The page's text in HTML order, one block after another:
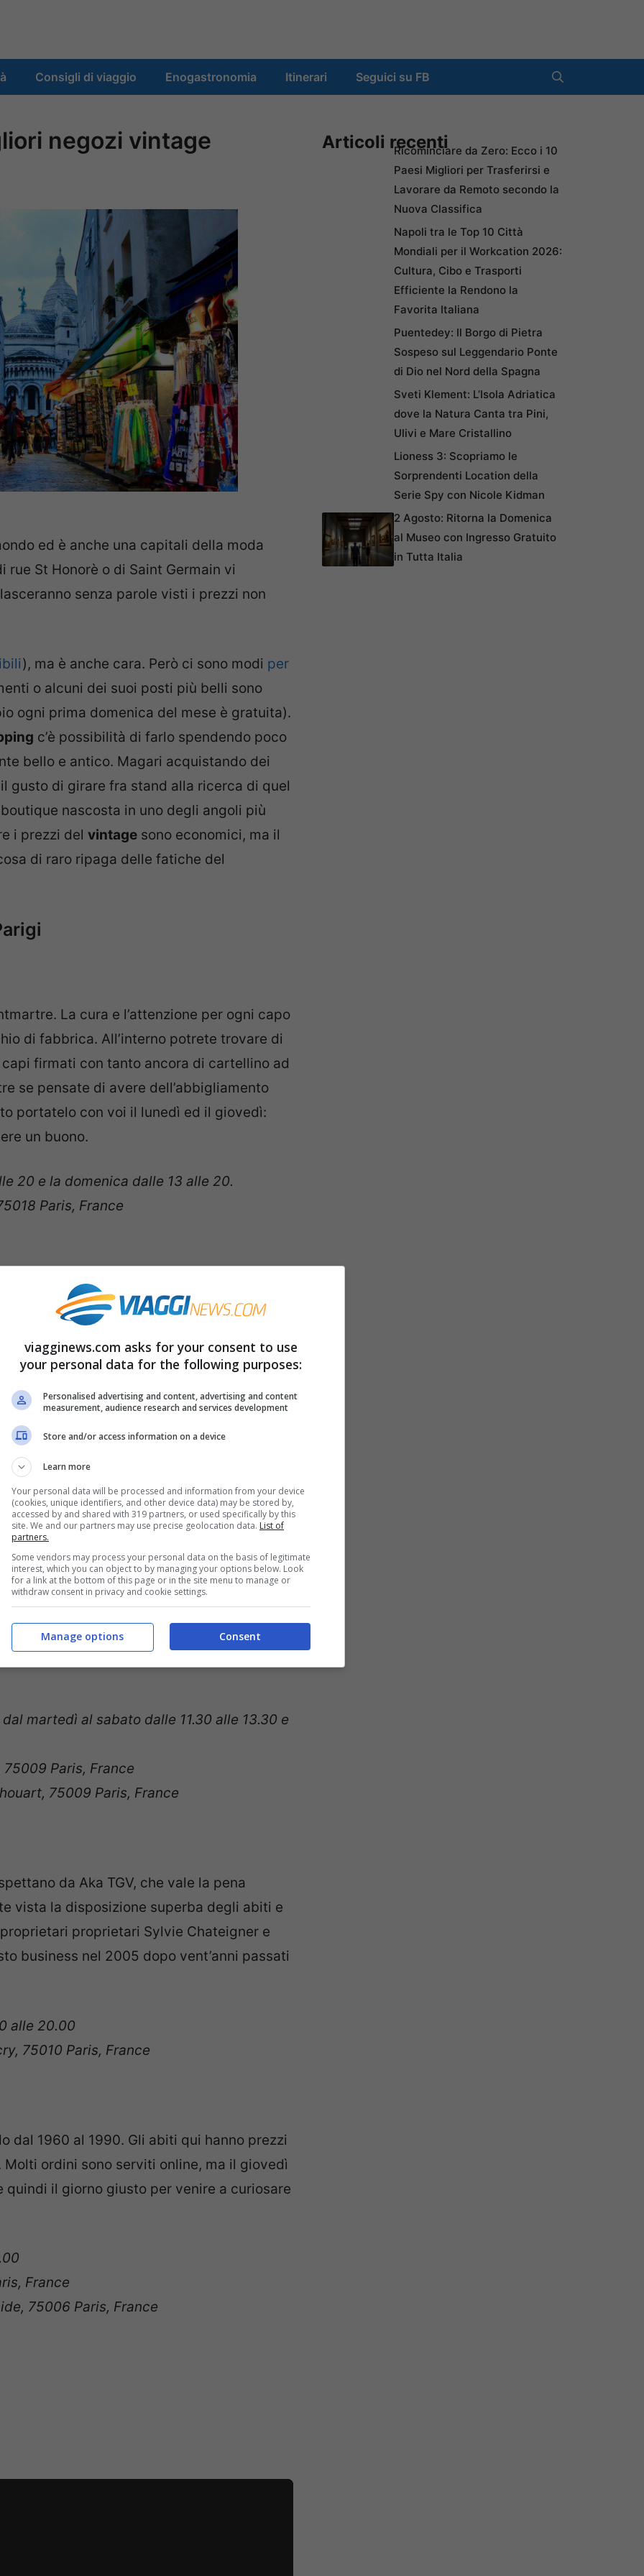
Consigli di viaggio Enogastronomia Itinerari Seguici su FB
negozi vintage
ed è anche una capitali della moda
St Honorè o di Saint Germain vi
senza parole visti i prezzi non
), ma è anche cara. Però ci sono modi per
o alcuni dei suoi posti più belli sono
ogni prima domenica del mese è gratuita).
c’è possibilità di farlo spendendo poco
bello e antico. Magari acquistando dei
gusto di girare fra stand alla ricerca di quel
nascosta in uno degli angoli più
i prezzi del vintage sono economici, ma il
di raro ripaga delle fatiche del
La cura e l’attenzione per ogni capo
di fabbrica. All’interno potrete trovare di
firmati con tanto ancora di cartellino ad
se pensate di avere dell’abbigliamento
portatelo con voi il lunedì ed il giovedì:
un buono.
20 e la domenica dalle 13 alle 20.
Paris, France
scegli, pesa e paghi. In questo posto
al colore. Dai jeans alle pellicce agli
e vi divertirete a mixare. La catena ha altri
A Parigi ha diversi negozi.
19.45 e la domenica dalle 13 alle 19.45.
75006 Paris, France
la Verrerie; 39 boulevard Saint-Michel;
nota per il suo stile vintage, è diventata
abbigliamento vintage ricercatissimo con
all’abbigliamento troverete anche
al parrucchiere) per trovare il vostro look
martedì al sabato dalle 11.30 alle 13.30 e
Paris, France
75009 Paris, France
da Aka TGV, che vale la pena
vista la disposizione superba degli abiti e
proprietari Sylvie Chateigner e
business nel 2005 dopo vent’anni passati
alle 20.00
75010 Paris, France
dal 1960 al 1990. Gli abiti qui hanno prezzi
ordini sono serviti online, ma il giovedì
il giorno giusto per venire a curiosare
France
75006 Paris, France
Articoli recentiRicominciare da Zero: Ecco i 10
Paesi Migliori per Trasferirsi e
Lavorare da Remoto secondo la
Nuova Classifica
Napoli tra le Top 10 Città
Mondiali per il Workcation 2026:
Cultura, Cibo e Trasporti
Efficiente la Rendono la
Favorita Italiana
Puentedey: Il Borgo di Pietra
Sospeso sul Leggendario Ponte
di Dio nel Nord della Spagna
Sveti Klement: L’Isola Adriatica
dove la Natura Canta tra Pini,
Ulivi e Mare Cristallino
Lioness 3: Scopriamo le
Sorprendenti Location della
Serie Spy con Nicole Kidman
2 Agosto: Ritorna la Domenica
al Museo con Ingresso Gratuito
in Tutta Italia
viagginews.com asks for your consent to use
your personal data for the following purposes:
Personalised advertising and content, advertising and content
measurement, audience research and services development
Store and/or access information on a device
Learn more
Your personal data will be processed and information from your device
(cookies, unique identifiers, and other device data) may be stored by,
accessed by and shared with 319 partners, or used specifically by this
site. We and our partners may use precise geolocation data. List of
partners.
Some vendors may process your personal data on the basis of legitimate
interest, which you can object to by managing your options below. Look
for a link at the bottom of this page or in the site menu to manage or
withdraw consent in privacy and cookie settings.
Consent
Manage options